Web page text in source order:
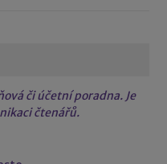
či účetní poradna. Je
čtenářů.